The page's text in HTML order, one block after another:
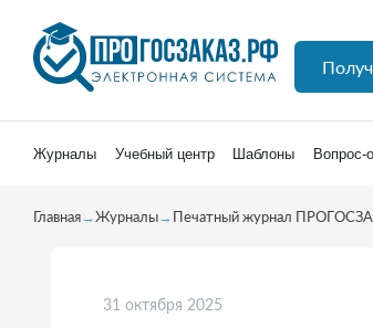
Журналы Учебный центр Шаблоны Вопрос-
Главная→Журналы→Печатный журнал
31 октября 2025